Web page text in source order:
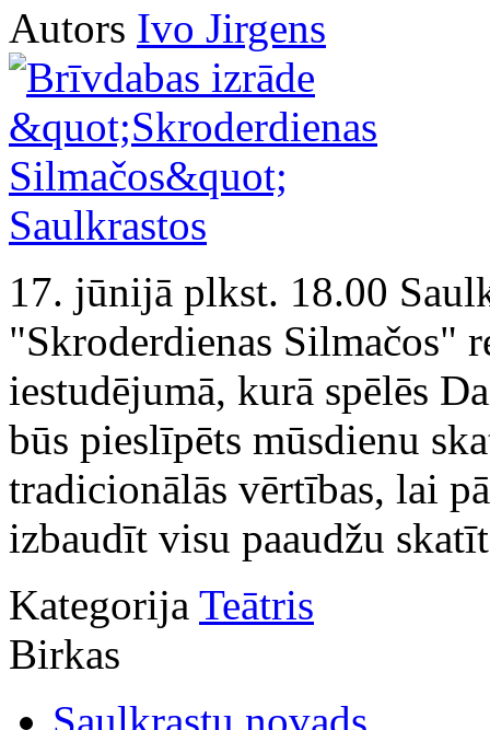
Autors Ivo Jirgens
17. jūnijā plkst. 18.00
"Skroderdienas Silmačos"
iestudējumā, kurā spēlēs
būs pieslīpēts mūsdienu
tradicionālās vērtības, lai
izbaudīt visu paaudžu
Kategorija Teātris
Birkas
Saulkrastu novads